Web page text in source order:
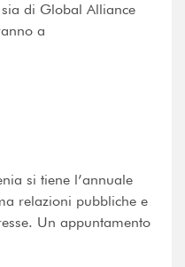
di Global Alliance
a
si tiene l’annuale
relazioni pubbliche e
Un appuntamento